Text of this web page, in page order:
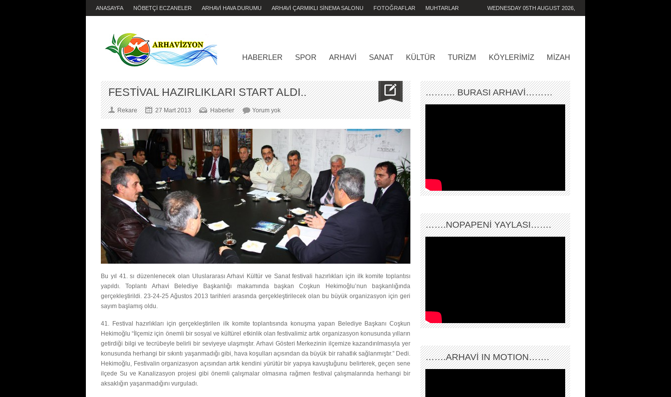
ANASAYFA NÖBETÇİ ECZANELER ARHAVİ HAVA DURUMU ARHAVİ ÇARMIKLI SİNEMA SALONU FOTOĞRAFLAR MUHTARLAR WEDNESDAY 05TH AUGUST 2026,
HABERLER SPOR ARHAVI SANAT KÜLTÜR TURIZM KÖYLERIMIZ MIZAH
FESTİVAL HAZIRLIKLARI START ALDI..
Rekare 27 Mart 2013 Haberler Yorum yokFESTİVAL
HAZIRLIKLARI
START
ALDI..
Bu yıl 41. sı düzenlenecek olan Uluslararası Arhavi Kültür ve Sanat festivali hazırlıkları için ilk komite toplantısı
yapıldı. Toplantı Arhavi Belediye Başkanlığı makamında başkan Coşkun Hekimoğlu’nun başkanlığında
gerçekleştirildi. 23-24-25 Ağustos 2013 tarihleri arasında gerçekleştirilecek olan bu büyük organizasyon için geri
sayım başlamış oldu.
41. Festival hazırlıkları için gerçekleştirilen ilk komite toplantısında konuşma yapan Belediye Başkanı Coşkun
Hekimoğlu “İlçemiz için önemli bir sosyal ve kültürel etkinlik olan festivalimiz artık organizasyon konusunda yılların
getirdiği bilgi ve tecrübeyle belirli bir seviyeye ulaşmıştır. Arhavi Gösteri Merkezinin ilçemize kazandırılmasıyla yer
konusunda herhangi bir sıkıntı yaşanmadığı gibi, hava koşulları açısından da büyük bir rahatlık sağlanmıştır.” Dedi.
Hekimoğlu, Festivalin organizasyon açısından artık kendini yürütür bir yapıya kavuştuğunu belirterek, geçen sene
ilçede Su ve Kanalizasyon projesi gibi önemli çalışmalar olmasına rağmen festival çalışmalarında herhangi bir
aksaklığın yaşanmadığını vurguladı.
………. BURASI ARHAVİ………
…….NOPAPENİ YAYLASI…….
…….ARHAVI IN MOTION…….